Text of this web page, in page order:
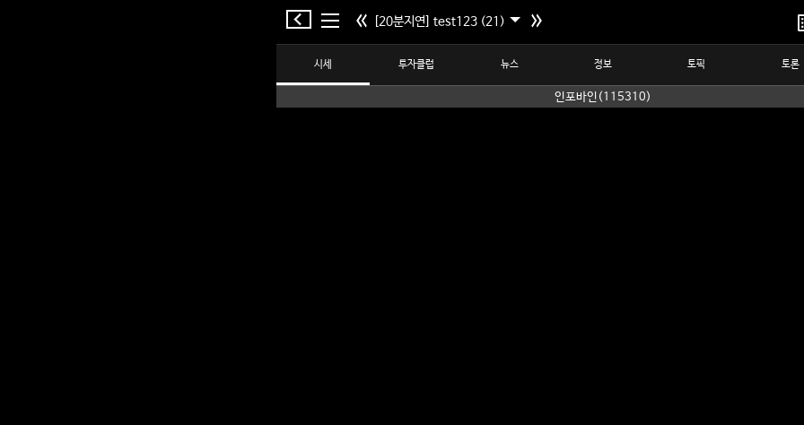
[20분지연] test123 (21)
시세 투자클럽 뉴스 정보 토픽 토론
인포바인(115310)